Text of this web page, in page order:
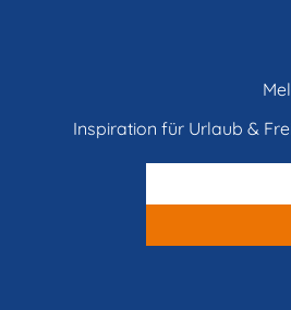
Inspiration für Urlaub &